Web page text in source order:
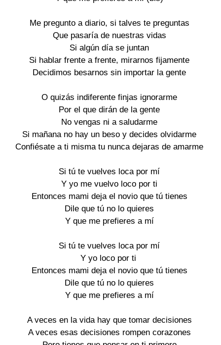
Me pregunto a diario, si talves te preguntas
Que pasaría de nuestras vidas
Si algún día se juntan
Si hablar frente a frente, mirarnos fijamente
Decidimos besarnos sin importar la gente
O quizás indiferente finjas ignorarme
Por el que dirán de la gente
No vengas ni a saludarme
Si mañana no hay un beso y decides olvidarme
Confiésate a ti misma tu nunca dejaras de amarme
Si tú te vuelves loca por mí
Y yo me vuelvo loco por ti
Entonces mami deja el novio que tú tienes
Dile que tú no lo quieres
Y que me prefieres a mí
Si tú te vuelves loca por mí
Y yo loco por ti
Entonces mami deja el novio que tú tienes
Dile que tú no lo quieres
Y que me prefieres a mí
A veces en la vida hay que tomar decisiones
A veces esas decisiones rompen corazones